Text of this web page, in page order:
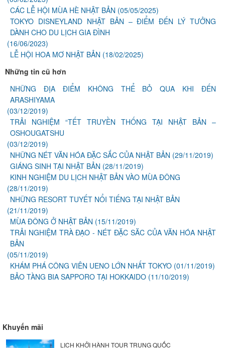
CÁC LỄ HỘI MÙA HÈ NHẬT BẢN (05/05/2025)
TOKYO DISNEYLAND NHẬT BẢN – ĐIỂM ĐẾN LÝ TƯỞNG
DÀNH CHO DU LỊCH GIA ĐÌNH
(16/06/2023)
LỄ HỘI HOA MƠ NHẬT BẢN (18/02/2025)
Những tin cũ hơn
NHỮNG ĐỊA ĐIỂM KHÔNG THỂ BỎ QUA KHI ĐẾN
ARASHIYAMA
(03/12/2019)
TRẢI NGHIỆM “TẾT TRUYỀN THỐNG TẠI NHẬT BẢN –
OSHOUGATSHU
(03/12/2019)
NHỮNG NÉT VĂN HÓA ĐẶC SẮC CỦA NHẬT BẢN (29/11/2019)
GIÁNG SINH TẠI NHẬT BẢN (28/11/2019)
KINH NGHIỆM DU LỊCH NHẬT BẢN VÀO MÙA ĐÔNG
(28/11/2019)
NHỮNG RESORT TUYẾT NỔI TIẾNG TẠI NHẬT BẢN
(21/11/2019)
MÙA ĐÔNG Ở NHẬT BẢN (15/11/2019)
TRẢI NGHIỆM TRÀ ĐẠO - NÉT ĐẶC SĂC CỦA VĂN HÓA NHẬT
BẢN
(05/11/2019)
KHÁM PHÁ CÔNG VIÊN UENO LỚN NHẤT TOKYO (01/11/2019)
BẢO TÀNG BIA SAPPORO TẠI HOKKAIDO (11/10/2019)
Khuyến mãi
LỊCH KHỞI HÀNH TOUR TRUNG QUỐC